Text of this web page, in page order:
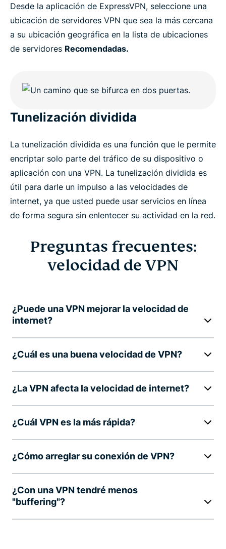
Desde la aplicación de ExpressVPN, seleccione una
ubicación de servidores VPN que sea la más cercana
a su ubicación geográfica en la lista de ubicaciones
de servidores Recomendadas.
Tunelización dividida
La tunelización dividida es una función que le permite
encriptar solo parte del tráfico de su dispositivo o
aplicación con una VPN. La tunelización dividida es
útil para darle un impulso a las velocidades de
internet, ya que usted puede usar servicios en línea
de forma segura sin enlentecer su actividad en la red.
Preguntas frecuentes:
velocidad de VPN
¿Puede una VPN mejorar la velocidad de
internet?
¿Cuál es una buena velocidad de VPN?
¿La VPN afecta la velocidad de internet?
¿Cuál VPN es la más rápida?
¿Cómo arreglar su conexión de VPN?
¿Con una VPN tendré menos
"buffering"?